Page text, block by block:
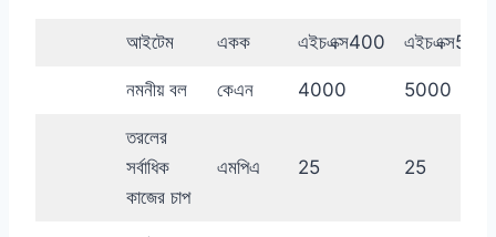
আইটেম একক এইচএক্স400 এইচএক্স500
নমনীয় বল কেএন 4000 5000
তরলের
সর্বাধিক
কাজের চাপ
এমপিএ 25 25